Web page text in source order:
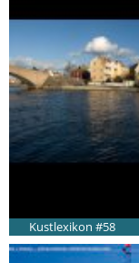
Kustlexikon #58